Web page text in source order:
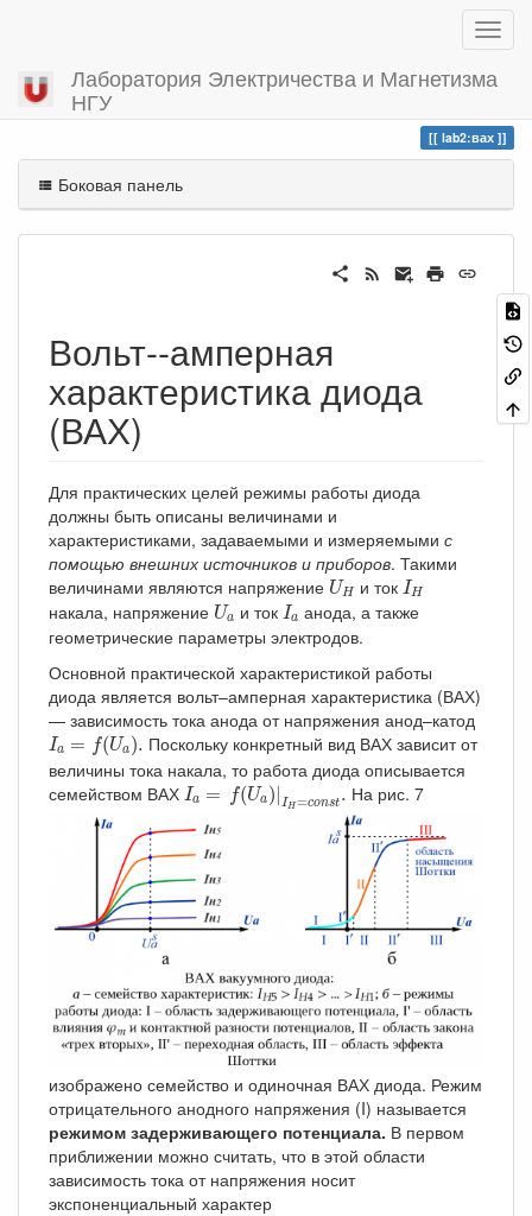
Лаборатория Электричества и Магнетизма
НГУ
Вы посетили
lab2:вах
Боковая панель
Вольт--амперная
характеристика диода
(ВАХ)
Для практических целей режимы работы диода
должны быть описаны величинами и
характеристиками, задаваемыми и измеряемыми с
помощью внешних источников и приборов. Такими
величинами являются напряжение UH
UHи ток IH
IH
накала, напряжение Ua
Ua и ток Ia
Ia анода, а также
геометрические параметры электродов.
Основной практической характеристикой работы
диода является вольт–амперная характеристика (ВАХ)
— зависимость тока анода от напряжения анод–катод
Ia = f(Ua).
Ia =f(Ua).
Поскольку конкретный вид ВАХ зависит от
величины тока накала, то работа диода описывается
семейством ВАХ Ia = f(Ua)|IH=const.
Ia=f( Ua)|IH=const. На рис. 7
изображено семейство и одиночная ВАХ диода. Режим
отрицательного анодного напряжения (I) называется
режимом задерживающего потенциала. В первом
приближении можно считать, что в этой области
зависимость тока от напряжения носит
экспоненциальный характер